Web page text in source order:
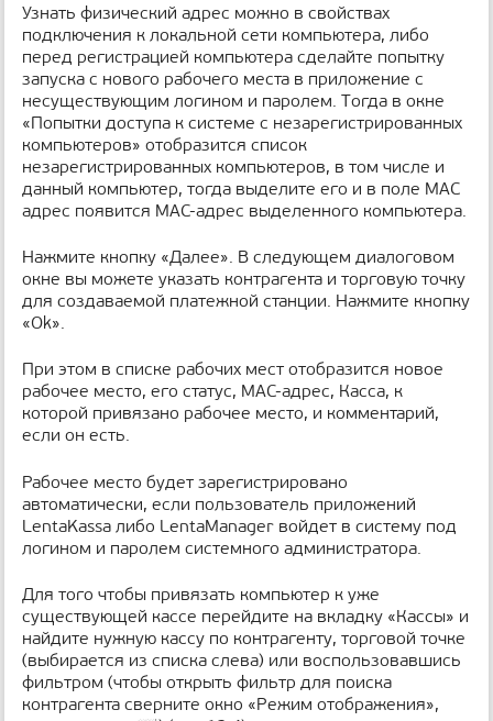
Узнать физический адрес можно в свойствах
подключения к локальной сети компьютера, либо
перед регистрацией компьютера сделайте попытку
запуска с нового рабочего места в приложение с
несуществующим логином и паролем. Тогда в окне
«Попытки доступа к системе с незарегистрированных
компьютеров» отобразится список
незарегистрированных компьютеров, в том числе и
данный компьютер, тогда выделите его и в поле MAC
адрес появится MAC-адрес выделенного компьютера.
Нажмите кнопку «Далее». В следующем диалоговом
окне вы можете указать контрагента и торговую точку
для создаваемой платежной станции. Нажмите кнопку
«Ok».
При этом в списке рабочих мест отобразится новое
рабочее место, его статус, MAC-адрес, Касса, к
которой привязано рабочее место, и комментарий,
если он есть.
Рабочее место будет зарегистрировано
автоматически, если пользователь приложений
LentaKassa либо LentaManager войдет в систему под
логином и паролем системного администратора.
Для того чтобы привязать компьютер к уже
существующей кассе перейдите на вкладку «Кассы» и
найдите нужную кассу по контрагенту, торговой точке
(выбирается из списка слева) или воспользовавшись
фильтром (чтобы открыть фильтр для поиска
контрагента сверните окно «Режим отображения»,